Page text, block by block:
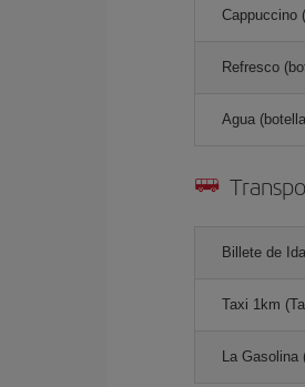
Cappuccino
Refresco
Agua
Billete de
Taxi 1km
La Gasolina